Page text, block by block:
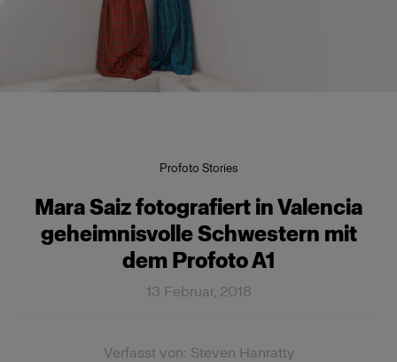
Profoto Stories
Mara Saiz fotografiert in Valencia
geheimnisvolle Schwestern mit
dem Profoto A1
13 Februar, 2018
Verfasst von: Steven Hanratty